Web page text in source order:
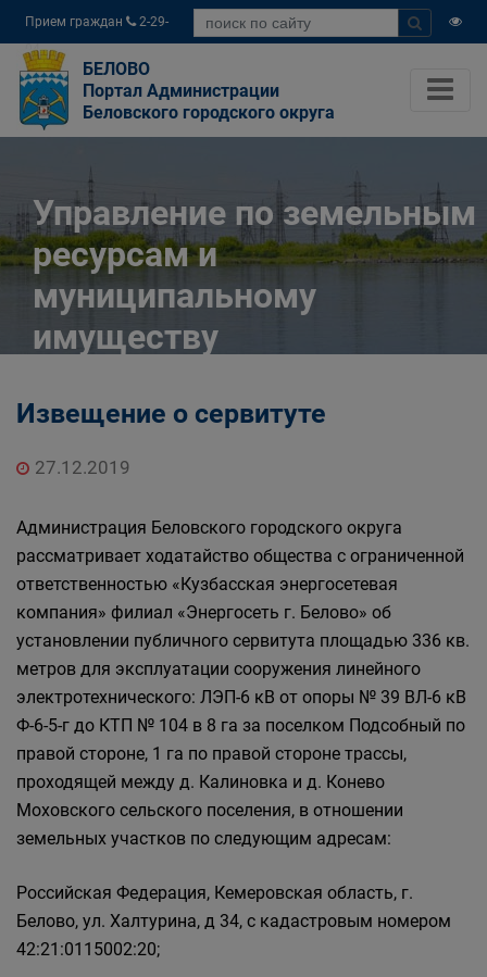
Прием граждан
2-29-
04
БЕЛОВО
Портал Администрации
Беловского городского округа
Управление по земельным
ресурсам и
муниципальному
имуществу
Беловского городского
округа
Структурные подразделения Администрации
Беловского городского округа
Управление по земельным ресурсам и
муниципальному имуществу Администрации
Беловского городского округа
Извещение о сервитуте
27.12.2019
Администрация Беловского городского округа
рассматривает ходатайство общества с ограниченной
ответственностью «Кузбасская энергосетевая
компания» филиал «Энергосеть г. Белово» об
установлении публичного сервитута площадью 336 кв.
метров для эксплуатации сооружения линейного
электротехнического: ЛЭП-6 кВ от опоры № 39 ВЛ-6 кВ
Ф-6-5-г до КТП № 104 в 8 га за поселком Подсобный по
правой стороне, 1 га по правой стороне трассы,
проходящей между д. Калиновка и д. Конево
Моховского сельского поселения, в отношении
земельных участков по следующим адресам:
Российская Федерация, Кемеровская область, г.
Белово, ул. Халтурина, д 34, с кадастровым номером
42:21:0115002:20;